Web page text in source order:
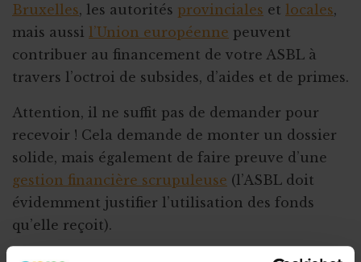
Bruxelles, les autorités provinciales et locales,
mais aussi l’Union européenne peuvent
contribuer au financement de votre ASBL à
travers l’octroi de subsides, d’aides et de primes.
Attention, il ne suffit pas de demander pour
recevoir ! Cela demande de monter un dossier
solide, mais également de faire preuve d’une
gestion financière scrupuleuse (l’ASBL doit
évidemment justifier l’utilisation des fonds
qu’elle reçoit).